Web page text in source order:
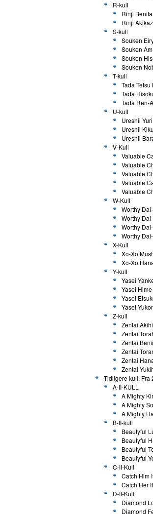
R-kull
Rinji
Rinji
S-kull
Souken
Souken
Souken
Souken
T-kull
Tada Tetsu
Tada
Tada Ren-
U-kull
Ureshii Yuri
Ureshii Kiku
Ureshii
V-Kull
Valuable
Valuable
Valuable
Valuable
Valuable
W-Kull
Worthy
Worthy
Worthy
Worthy
X-Kull
Xo-Xo
Xo-Xo
Y-kull
Yasei
Yasei Hime
Yasei
Yasei
Z-kull
Zentai
Zentai
Zentai
Zentai
Zentai
Zentai
Tidligere kull, Fra
A-II-KULL
A Mighty
A Mighty
A Mighty
B-II-kull
Beautyful
Beautyful
Beautyful
Beautyful
C-II-Kull
Catch Him
Catch Her
D-II-Kull
Diamond
Diamond